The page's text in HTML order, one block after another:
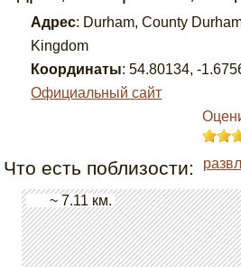
Адрес: Durham, County
Kingdom
Координаты: 54.80134,-
Официальный сайт
Что есть поблизости:
~ 7.11 км.